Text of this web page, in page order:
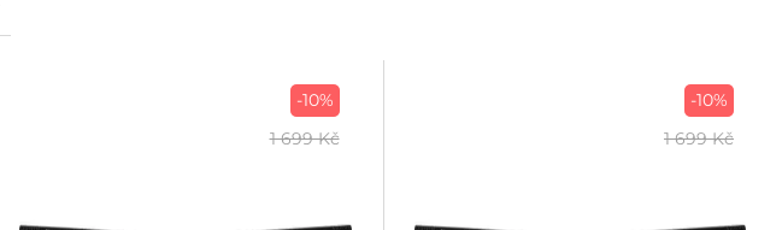
-10%
1 699 Kč
-10%
1 699 Kč